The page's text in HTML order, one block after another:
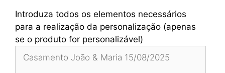
Introduza todos os elementos necessários
para a realização da personalização (apenas
se o produto for personalizável)